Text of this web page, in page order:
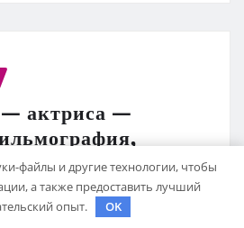
актриса —
Янв 30, 2021
файлы и другие технологии, чтобы
а также предоставить лучший
опыт.
OK